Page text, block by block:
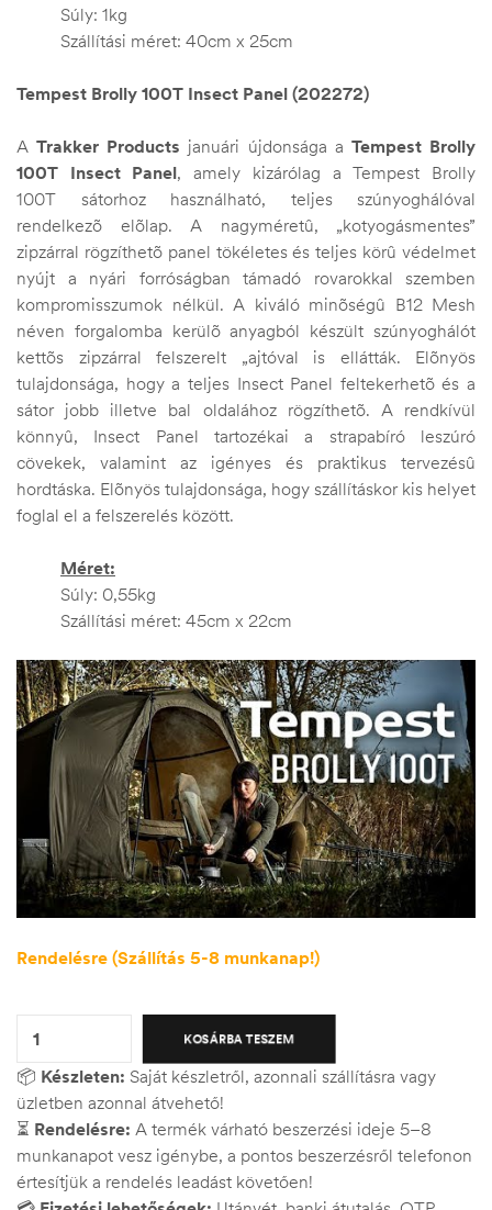
Súly: 1kg
Szállítási méret: 40cm x 25cm
Tempest Brolly 100T Insect Panel (202272)
ATrakker Products januári újdonsága a Tempest Brolly
100T Insect Panel, amely kizárólag a Tempest Brolly
100T sátorhoz használható, teljes szúnyoghálóval
rendelkezõ elõlap. A nagyméretû, „kotyogásmentes”
zipzárral rögzíthetõ panel tökéletes és teljes körû védelmet
nyújt a nyári forróságban támadó rovarokkal szemben
kompromisszumok nélkül. A kiváló minõségû B12 Mesh
néven forgalomba kerülõ anyagból készült szúnyoghálót
kettõs zipzárral felszerelt „ajtóval is ellátták. Elõnyös
tulajdonsága, hogy a teljes Insect Panel feltekerhetõ és a
sátor jobb illetve bal oldalához rögzíthetõ. A rendkívül
könnyû, Insect Panel tartozékai a strapabíró leszúró
cövekek, valamint az igényes és praktikus tervezésû
hordtáska. Elõnyös tulajdonsága, hogy szállításkor kis helyet
foglal el a felszerelés között.
Méret:
Súly: 0,55kg
Szállítási méret: 45cm x 22cm
Rendelésre (Szállítás 5-8 munkanap!)
KOSÁRBA TESZEM
📦 Készleten: Saját készletről, azonnali szállításra vagy
üzletben azonnal átvehető!
⏳ Rendelésre: A termék várható beszerzési ideje 5–8
munkanapot vesz igénybe, a pontos beszerzésről telefonon
értesítjük a rendelés leadást követően!